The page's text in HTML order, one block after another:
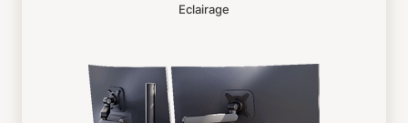
Eclairage